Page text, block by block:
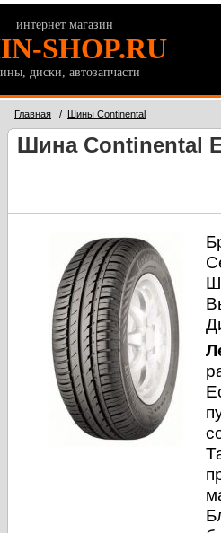
интернет магазин
SHOP.RU
диски, автозапчасти
Главная / Шины Continental
Шина Continental